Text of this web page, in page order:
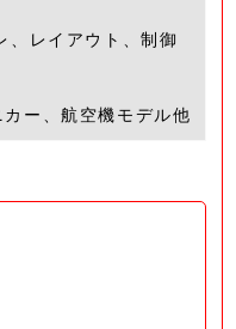
、レイアウト、制御
ー、航空機モデル他